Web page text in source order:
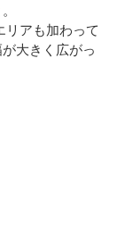
リアも加わって
大きく広がっ